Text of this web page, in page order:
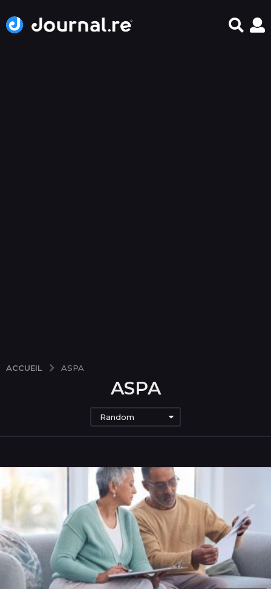
ACCUEIL ASPA
ASPA
Random